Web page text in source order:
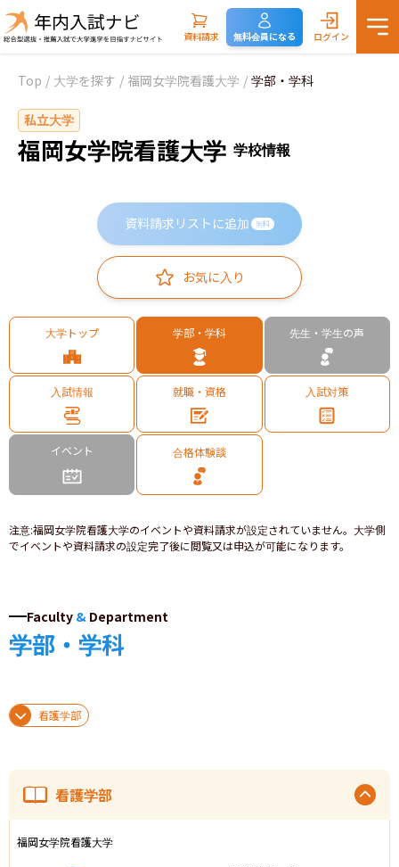
資料請求 無料会員になる ログイン
Top / 大学を探す / 福岡女学院看護大学 / 学部・学科
私立大学
福岡女学院看護大学 学校情報
資料請求リストに追加 無料
お気に入り
大学トップ 学部・学科 先生・学生の声
入試情報 就職・資格 入試対策
イベント 合格体験談
注意:福岡女学院看護大学のイベントや資料請求が設定されていません。大学側
でイベントや資料請求の設定完了後に閲覧又は申込が可能になります。
Faculty & Department
学部・学科
看護学部
看護学部
福岡女学院看護大学